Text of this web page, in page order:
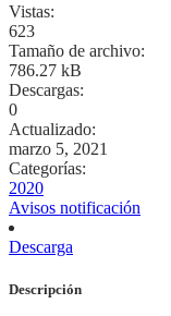
Vistas:
623
Tamaño de archivo:
786.27 kB
Descargas:
0
Actualizado:
marzo 5, 2021
Categorías:
2020
Avisos notificación
Descarga
Descripción